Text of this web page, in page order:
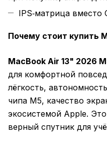
IPS‑матрица вместо
Почему стоит купить
MacBook Air 13" 2026
для комфортной
лёгкость,
чипа M5, качество
экосистемой Apple.
верный спутник для